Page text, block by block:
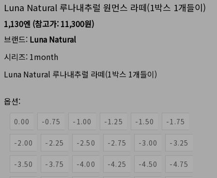
Luna Natural 루나내추럴 원먼스 라떼(1박스 1개들이)
1,130엔 (참고가: 11,300원)
브랜드: Luna Natural
시리즈: 1month
Luna Natural 루나내추럴 라떼(1박스 1개들이)
옵션:
0.00 -0.75 -1.00 -1.25 -1.50 -1.75
-2.00 -2.25 -2.50 -2.75 -3.00 -3.25
-3.50 -3.75 -4.00 -4.25 -4.50 -4.75